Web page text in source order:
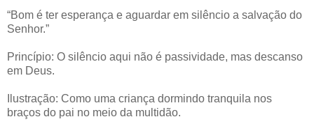
“Bom é ter esperança e aguardar em silêncio a salvação do
Senhor.”
Princípio: O silêncio aqui não é passividade, mas descanso
em Deus.
Ilustração: Como uma criança dormindo tranquila nos
braços do pai no meio da multidão.